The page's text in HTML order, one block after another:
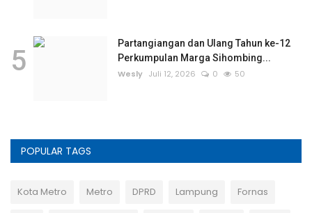
5
Partangiangan dan Ulang Tahun ke-12
Perkumpulan Marga Sihombing...
Wesly Juli 12, 2026 0 50
POPULAR TAGS
Kota Metro Metro DPRD Lampung Fornas